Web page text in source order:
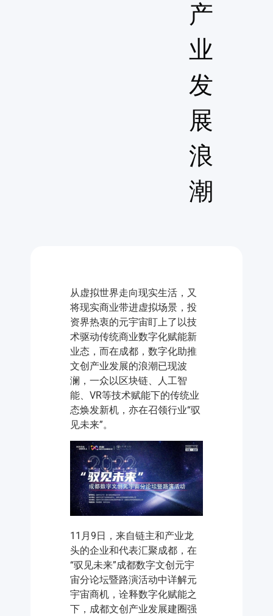
产
业
发
展
浪
潮
从虚拟世界走向现实生活，又
将现实商业带进虚拟场景，投
资界热衷的元宇宙盯上了以技
术驱动传统商业数字化赋能新
业态，而在成都，数字化助推
文创产业发展的浪潮已现波
澜，一众以区块链、人工智
能、VR等技术赋能下的传统业
态焕发新机，亦在召领行业“驭
见未来”。
11月9日，来自链主和产业龙
头的企业和代表汇聚成都，在
“驭见未来”成都数字文创元宇
宙分论坛暨路演活动中详解元
宇宙商机，诠释数字化赋能之
下，成都文创产业发展建圈强